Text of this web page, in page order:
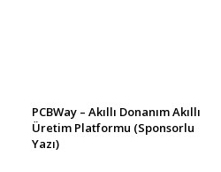
PCBWay – Akıllı Donanım Akıllı
Üretim Platformu (Sponsorlu
Yazı)